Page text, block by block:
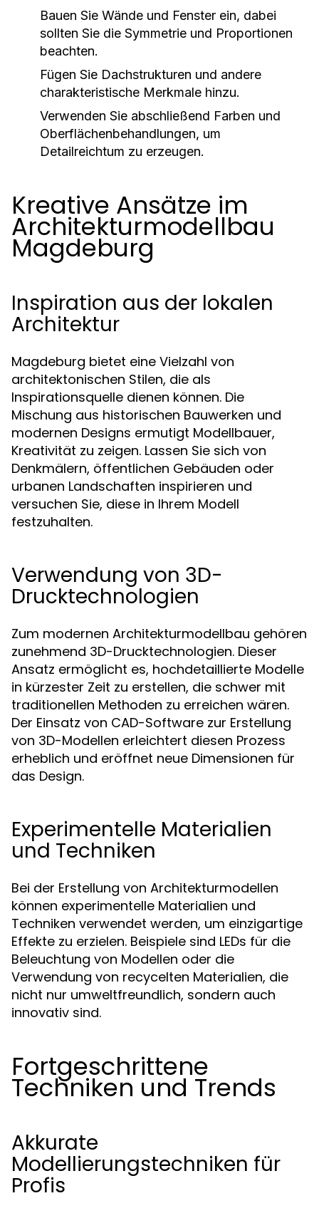
Bauen Sie Wände und Fenster ein, dabei
sollten Sie die Symmetrie und Proportionen
beachten.
Fügen Sie Dachstrukturen und andere
charakteristische Merkmale hinzu.
Verwenden Sie abschließend Farben und
Oberflächenbehandlungen, um
Detailreichtum zu erzeugen.
Kreative Ansätze im
Architekturmodellbau
Magdeburg
Inspiration aus der lokalen
Architektur
Magdeburg bietet eine Vielzahl von
architektonischen Stilen, die als
Inspirationsquelle dienen können. Die
Mischung aus historischen Bauwerken und
modernen Designs ermutigt Modellbauer,
Kreativität zu zeigen. Lassen Sie sich von
Denkmälern, öffentlichen Gebäuden oder
urbanen Landschaften inspirieren und
versuchen Sie, diese in Ihrem Modell
festzuhalten.
Verwendung von 3D-
Drucktechnologien
Zum modernen Architekturmodellbau gehören
zunehmend 3D-Drucktechnologien. Dieser
Ansatz ermöglicht es, hochdetaillierte Modelle
in kürzester Zeit zu erstellen, die schwer mit
traditionellen Methoden zu erreichen wären.
Der Einsatz von CAD-Software zur Erstellung
von 3D-Modellen erleichtert diesen Prozess
erheblich und eröffnet neue Dimensionen für
das Design.
Experimentelle Materialien
und Techniken
Bei der Erstellung von Architekturmodellen
können experimentelle Materialien und
Techniken verwendet werden, um einzigartige
Effekte zu erzielen. Beispiele sind LEDs für die
Beleuchtung von Modellen oder die
Verwendung von recycelten Materialien, die
nicht nur umweltfreundlich, sondern auch
innovativ sind.
Fortgeschrittene
Techniken und Trends
Akkurate
Modellierungstechniken für
Profis